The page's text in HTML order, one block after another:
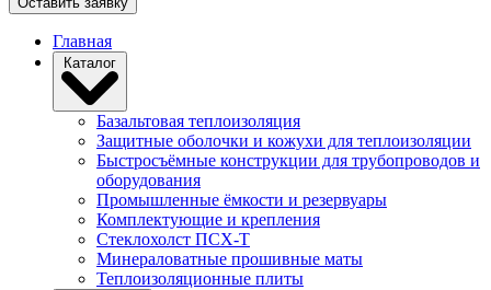
Главная
Каталог
Базальтовая теплоизоляция
Защитные оболочки и кожухи для теплоизоляции
Быстросъёмные конструкции для трубопроводов и
оборудования
Промышленные ёмкости и резервуары
Комплектующие и крепления
Стеклохолст ПСХ-Т
Минераловатные прошивные маты
Теплоизоляционные плиты